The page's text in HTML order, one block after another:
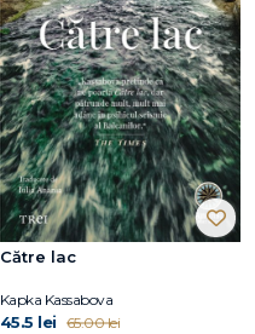
Către lac
Kapka Kassabova
45.5 lei 65.00 lei